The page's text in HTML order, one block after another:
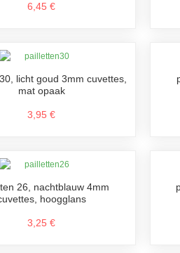
6,45 €
licht goud 3mm cuvettes,
mat opaak
3,95 €
26, nachtblauw 4mm
hoogglans
3,25 €